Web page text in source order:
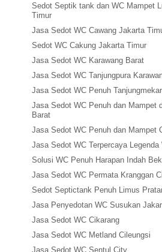
Sedot Septik tank dan WC Mampet
Timur
Jasa Sedot WC Cawang Jakarta
Sedot WC Cakung Jakarta Timur
Jasa Sedot WC Karawang Barat
Jasa Sedot WC Tanjungpura
Jasa Sedot WC Penuh
Jasa Sedot WC Penuh dan Mampet
Barat
Jasa Sedot WC Penuh dan Mampet
Jasa Sedot WC Terpercaya Legenda
Solusi WC Penuh Harapan Indah
Jasa Sedot WC Permata Kranggan
Sedot Septictank Penuh Limus
Jasa Penyedotan WC Susukan
Jasa Sedot WC Cikarang
Jasa Sedot WC Metland Cileungsi
Jasa Sedot WC Sentul City